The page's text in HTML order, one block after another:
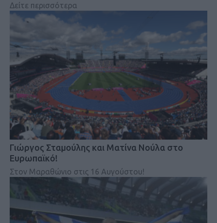
Δείτε περισσότερα
Γιώργος Σταμούλης και Ματίνα Νούλα στο
Ευρωπαϊκό!
Στον Μαραθώνιο στις 16 Αυγούστου!